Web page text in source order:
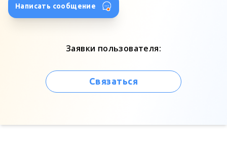
Написать сообщение
Заявки пользователя:
Связаться